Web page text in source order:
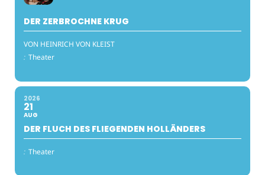
DER ZERBROCHNE KRUG
VON HEINRICH VON KLEIST
: Theater
2026
21
AUG
DER FLUCH DES FLIEGENDEN HOLLÄNDERS
: Theater